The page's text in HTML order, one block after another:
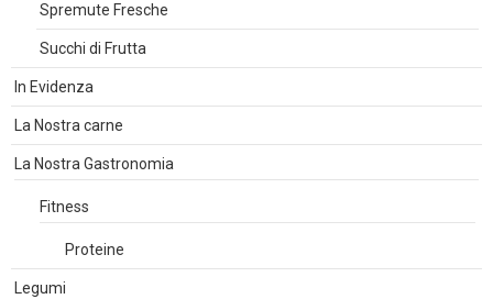
Spremute Fresche
Succhi di Frutta
In Evidenza
La Nostra carne
La Nostra Gastronomia
Fitness
Proteine
Legumi